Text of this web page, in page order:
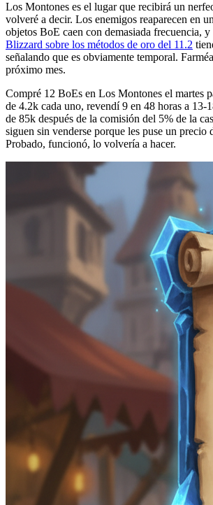
Los Montones es el lugar que recibirá un
volveré a decir. Los enemigos reaparecen en
objetos BoE caen con demasiada frecuencia, y
Blizzard sobre los métodos de oro del 11.2
señalando que es obviamente temporal.
próximo mes.
Compré 12 BoEs en Los Montones el martes
de 4.2k cada uno, revendí 9 en 48 horas a 13-
de 85k después de la comisión del 5% de la
siguen sin venderse porque les puse un precio
Probado, funcionó, lo volvería a hacer.